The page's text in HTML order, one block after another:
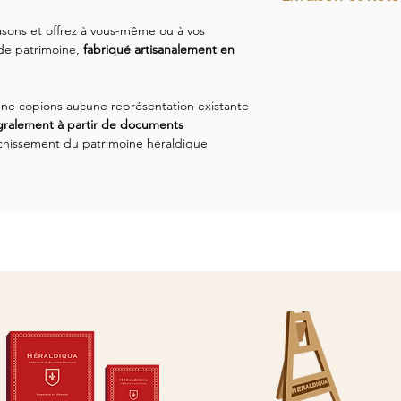
et offrez à vous-même ou à vos
patrimoine, fabriqué artisanalement en
copions aucune représentation existante
à partir de documents
du patrimoine héraldique
plaque gravée